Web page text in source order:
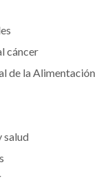
cáncer
de la Alimentación
salud